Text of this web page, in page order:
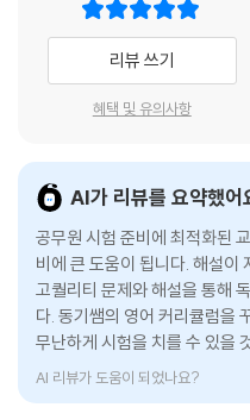
험지의 크기, 서체 등을 완벽 구
수 있도록 구성했습니다.
2. 철저한 문제 풀이와 오답 분석
정답의 근거와 오답의 함정까지
완전히 이해할 수 있도록 하였습
도의 OMR 카드 8장을 수록하여
수 있게 하였습니다.
리뷰 쓰기
혜택 및 유의사항
AI가 리뷰를 요약했어
공무원 시험 준비에 최적화된
비에 큰 도움이 됩니다. 해설이
고퀄리티 문제와 해설을 통해
다. 동기쌤의 영어 커리큘럼을
무난하게 시험을 치를 수 있을
AI 리뷰가 도움이 되었나요?